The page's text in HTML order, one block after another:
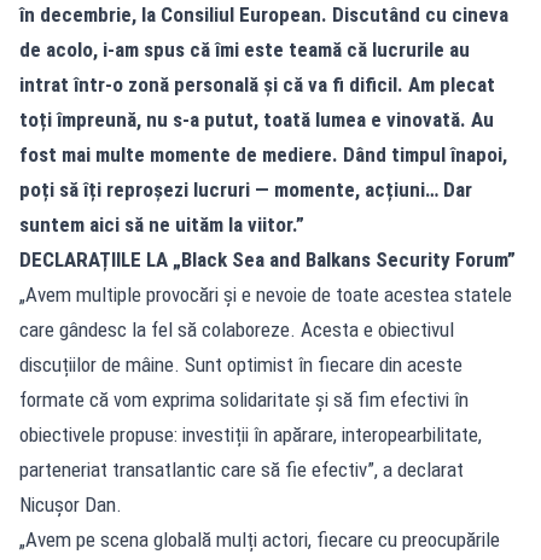
în decembrie, la Consiliul European. Discutând cu cineva
de acolo, i-am spus că îmi este teamă că lucrurile au
intrat într-o zonă personală și că va fi dificil. Am plecat
toți împreună, nu s-a putut, toată lumea e vinovată. Au
fost mai multe momente de mediere. Dând timpul înapoi,
poți să îți reproșezi lucruri — momente, acțiuni… Dar
suntem aici să ne uităm la viitor.”
DECLARAȚIILE LA „Black Sea and Balkans Security Forum”
„Avem multiple provocări și e nevoie de toate acestea statele
care gândesc la fel să colaboreze. Acesta e obiectivul
discuțiilor de mâine. Sunt optimist în fiecare din aceste
formate că vom exprima solidaritate și să fim efectivi în
obiectivele propuse: investiții în apărare, interopearbilitate,
parteneriat transatlantic care să fie efectiv”, a declarat
Nicușor Dan.
„Avem pe scena globală mulți actori, fiecare cu preocupările